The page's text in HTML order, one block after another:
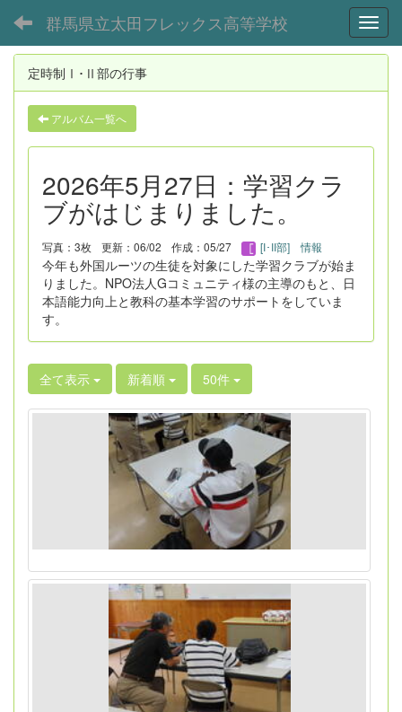
群馬県立太田フレックス高等学校
定時制Ⅰ･Ⅱ部の行事
アルバム一覧へ
2026年5月27日：学習クラ
ブがはじまりました。
写真：3枚 更新：06/02 作成：05/27 [I･II部] 情報
今年も外国ルーツの生徒を対象にした学習クラブが始ま
りました。NPO法人Gコミュニティ様の主導のもと、日
本語能力向上と教科の基本学習のサポートをしていま
す。
全て表示 新着順 50件